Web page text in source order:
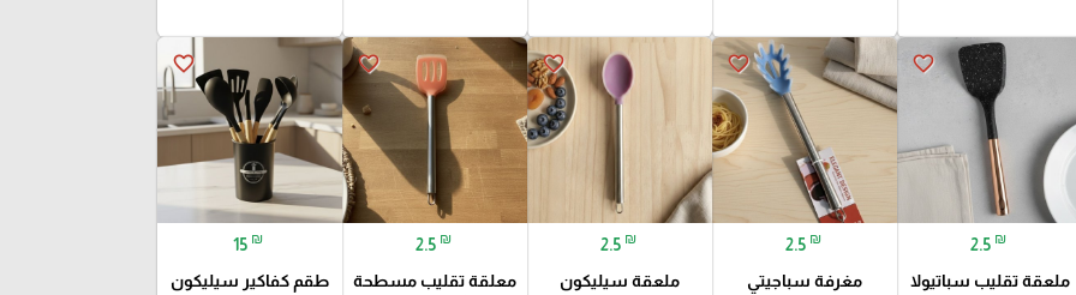
favorite_border
2.5 ₪
ملعقة تقليب سباتيولا
favorite_border
2.5 ₪
مغرفة سباجيتي
favorite_border
2.5 ₪
ملعقة سيليكون
favorite_border
2.5 ₪
معلقة تقليب مسطحة
favorite_border
15 ₪
طقم كفاكير سيليكون